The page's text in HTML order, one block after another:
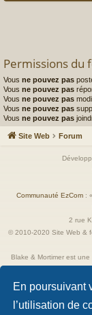
En poursuivant
l’utilisation de
Permissions du
Vous ne pouvez pas
Vous ne pouvez pas
Vous ne pouvez pas
Vous ne pouvez pas
Vous ne pouvez pas
Site Web Forum
Communauté EzCom :
2 rue
© 2010-2020 Site Web &
Blake & Mortimer est
Toutes les images
Elles ne sont ici qu'à